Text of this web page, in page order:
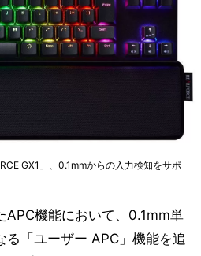
GX1」、0.1mmからの入力検知をサポ
APC機能において、0.1mm単
る「ユーザー APC」機能を追